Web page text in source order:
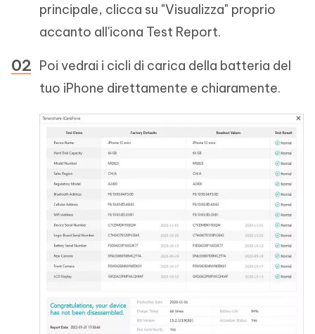
principale, clicca su "Visualizza" proprio
accanto all'icona Test Report.
Poi vedrai i cicli di carica della batteria del
tuo iPhone direttamente e chiaramente.